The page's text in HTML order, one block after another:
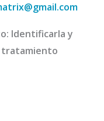
Identificarla y
tratamiento